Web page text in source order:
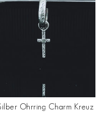
Ohrring Charm Kreuz